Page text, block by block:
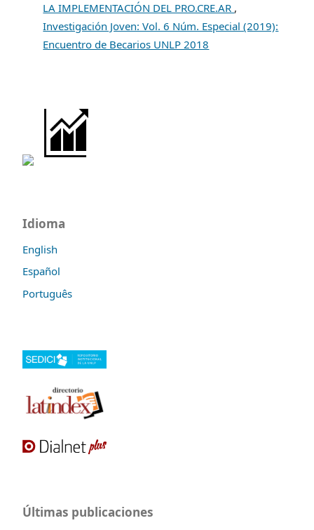
LA IMPLEMENTACIÓN DEL PRO.CRE.AR ,
Investigación Joven: Vol. 6 Núm. Especial (2019):
Encuentro de Becarios UNLP 2018
Idioma
English
Español
Português
Últimas publicaciones